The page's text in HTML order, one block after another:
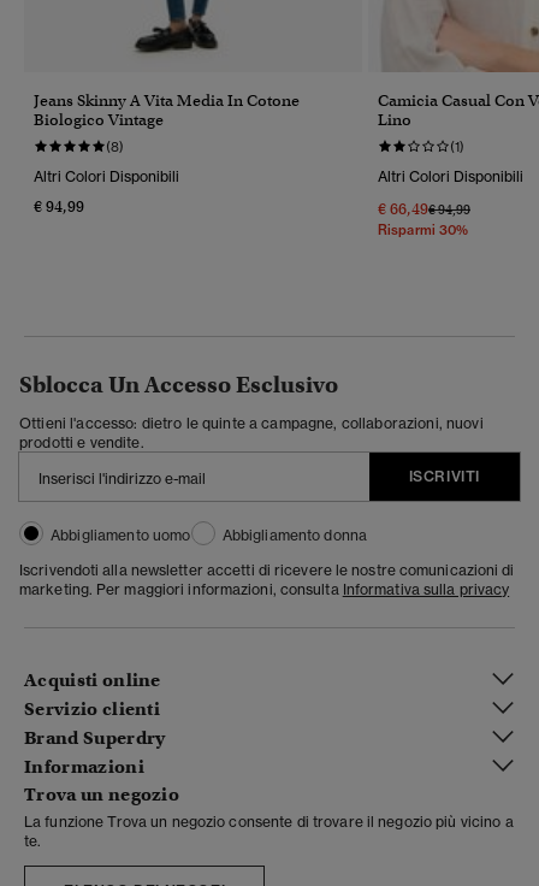
Jeans Skinny A Vita Media In Cotone
Biologico Vintage
(8)
Altri Colori Disponibili
€ 94,99
Camicia Casual Con
Lino
(1)
Altri Colori Disponibili
€ 66,49Prezzo Ridotto Da
€ 94,99A
Risparmi 30%
Sblocca Un Accesso Esclusivo
Ottieni l'accesso: dietro le quinte a campagne, collaborazioni, nuovi
prodotti e vendite.
ISCRIVITI
Abbigliamento uomo
Abbigliamento donna
Iscrivendoti alla newsletter accetti di ricevere le nostre comunicazioni di
marketing. Per maggiori informazioni, consulta Informativa sulla privacy
Acquisti online
Servizio clienti
Brand Superdry
Informazioni
Trova un negozio
La funzione Trova un negozio consente di trovare il negozio più vicino a
te.